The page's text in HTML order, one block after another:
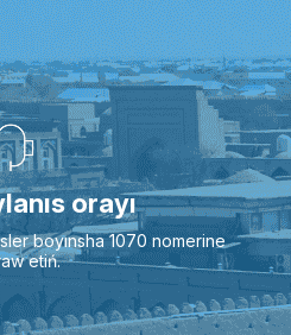
orayı
boyınsha 1070 nomerine
etiń.